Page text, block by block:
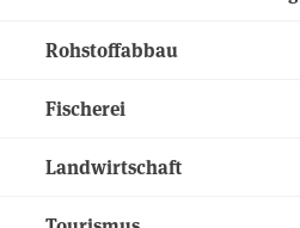
Rohstoffabbau
Fischerei
Landwirtschaft